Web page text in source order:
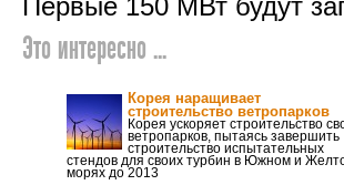
Первые 150 МВт будут
Это интересно ...
Корея наращивает
строительство ветропарков
Корея ускоряет строительство
ветропарков, пытаясь завершить
строительство испытательных
стендов для своих турбин в Южном и
морях до 2013